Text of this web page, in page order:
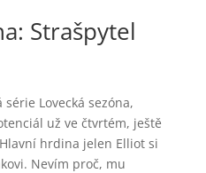
Strašpytel
Lovecká sezóna,
už ve čtvrtém, ještě
hrdina jelen Elliot si
Nevím proč, mu